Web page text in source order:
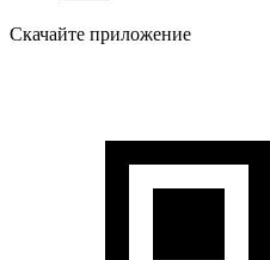
Скачайте приложение